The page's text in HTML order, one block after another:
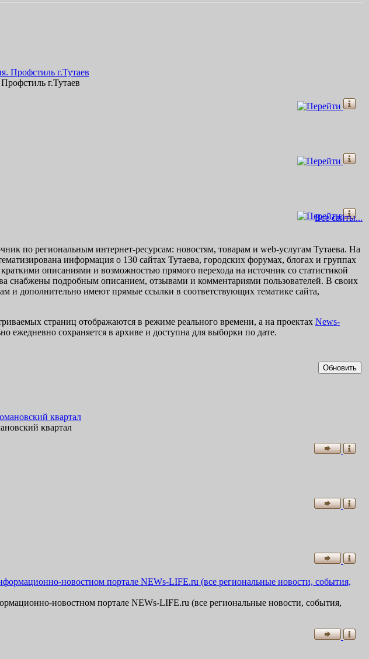
г.Тутаев
Все сайты...
по региональным интернет-ресурсам: новостям, товарам и web-услугам Тутаева. На
информация о 130 сайтах Тутаева, городских форумах, блогах и группах
описаниями и возможностью прямого перехода на источник со статистикой
снабжены подробным описанием, отзывами и комментариями пользователей. В своих
и дополнительно имеют прямые ссылки в соответствующих тематике сайта,
страниц отображаются в режиме реального времени, а на проектах News-
ежедневно сохраняется в архиве и доступна для выборки по дате.
Обновить
квартал
новостном портале NEWs-LIFE.ru (все региональные новости, события,